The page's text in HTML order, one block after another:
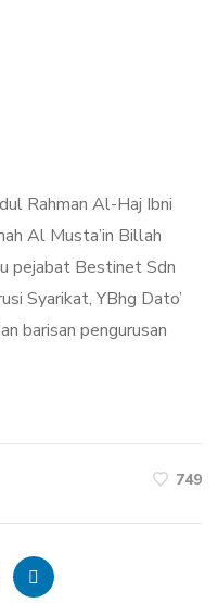
Rahman Al-Haj Ibni
Al Musta’in Billah
pejabat Bestinet Sdn
Syarikat, YBhg Dato’
barisan pengurusan
749